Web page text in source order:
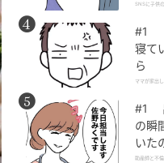
SNSに子供
#1
寝て
ら
ママが家出し
#1
の瞬
いた
た。
助産師と不